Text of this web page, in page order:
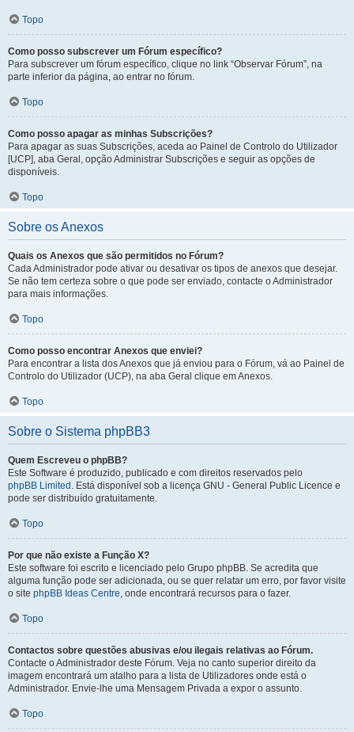
Topo
Como posso subscrever um Fórum específico?
Para subscrever um fórum específico, clique no link “Observar Fórum”, na
parte inferior da página, ao entrar no fórum.
Topo
Como posso apagar as minhas Subscrições?
Para apagar as suas Subscrições, aceda ao Painel de Controlo do Utilizador
[UCP], aba Geral, opção Administrar Subscrições e seguir as opções de
disponíveis.
Topo
Sobre os Anexos
Quais os Anexos que são permitidos no Fórum?
Cada Administrador pode ativar ou desativar os tipos de anexos que desejar.
Se não tem certeza sobre o que pode ser enviado, contacte o Administrador
para mais informações.
Topo
Como posso encontrar Anexos que enviei?
Para encontrar a lista dos Anexos que já enviou para o Fórum, vá ao Painel de
Controlo do Utilizador (UCP), na aba Geral clique em Anexos.
Topo
Sobre o Sistema phpBB3
Quem Escreveu o phpBB?
Este Software é produzido, publicado e com direitos reservados pelo
phpBB Limited . Está disponível sob a licença GNU - General Public Licence e
pode ser distribuído gratuitamente.
Topo
Por que não existe a Função X?
Este software foi escrito e licenciado pelo Grupo phpBB. Se acredita que
alguma função pode ser adicionada, ou se quer relatar um erro, por favor visite
o site phpBB Ideas Centre, onde encontrará recursos para o fazer.
Topo
Contactos sobre questões abusivas e/ou ilegais relativas ao Fórum.
Contacte o Administrador deste Fórum. Veja no canto superior direito da
imagem encontrará um atalho para a lista de Utilizadores onde está o
Administrador. Envie-lhe uma Mensagem Privada a expor o assunto.
Topo